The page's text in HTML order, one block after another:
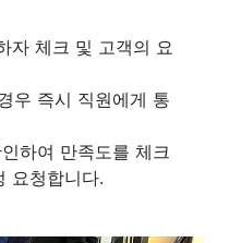
자 체크 및 고객의 요
우 즉시 직원에게 통
하여 만족도를 체크
요청합니다.